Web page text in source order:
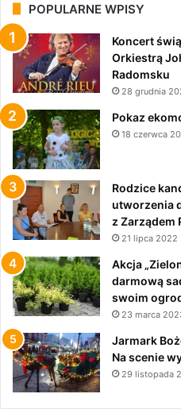
POPULARNE WPISY
Koncert
Orkiestrą
Radomsku
28 grudnia
Pokaz
18 czerwca
Rodzice
utworzenia
z Zarządem
21 lipca 2022
Akcja
darmową
swoim
23 marca
Jarmark
Na scenie
29 listopada